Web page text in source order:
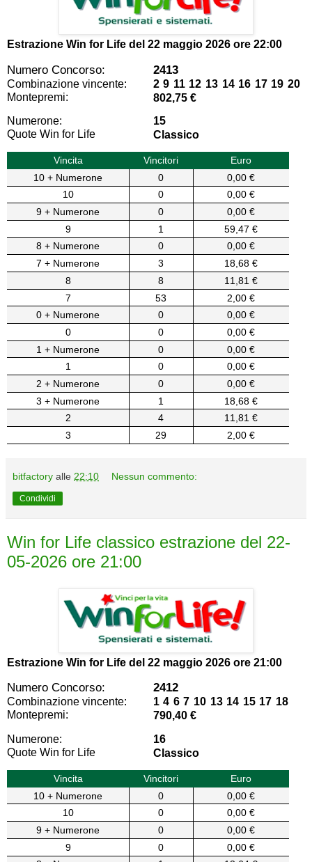
Estrazione Win for Life del 22 maggio 2026 ore 22:00
Numero Concorso: 2413
Combinazione vincente:
2 9 11 12 13 14 16 17 19 20
Montepremi:
802,75 €
Numerone:
15
Quote Win for Life
Classico
Vincita Vincitori
Euro
10 + Numerone
0
0,00 €
10
0
0,00 €
9 + Numerone
0
0,00 €
9
1
59,47 €
8 + Numerone
0
0,00 €
7 + Numerone
3
18,68 €
8
8
11,81 €
7
53
2,00 €
0 + Numerone
0
0,00 €
0
0
0,00 €
1 + Numerone
0
0,00 €
1
0
0,00 €
2 + Numerone
0
0,00 €
3 + Numerone
1
18,68 €
2
4
11,81 €
3
29 2,00 €
bitfactory alle 22:10 Nessun commento:
Condividi
Win for Life classico estrazione del 22-
05-2026 ore 21:00
Estrazione Win for Life del 22 maggio 2026 ore 21:00
Numero Concorso: 2412
Combinazione vincente:
1 4 6 7 10 13 14 15 17 18
Montepremi:
790,40 €
Numerone:
16
Quote Win for Life
Classico
Vincita Vincitori
Euro
10 + Numerone
0
0,00 €
10
0
0,00 €
9 + Numerone
0
0,00 €
9
0
0,00 €